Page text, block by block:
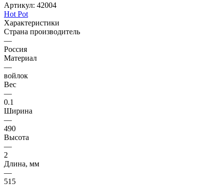
Артикул: 42004
Hot Pot
Характеристики
Страна производитель
—
Россия
Материал
—
войлок
Вес
—
0.1
Ширина
—
490
Высота
—
2
Длина, мм
—
515